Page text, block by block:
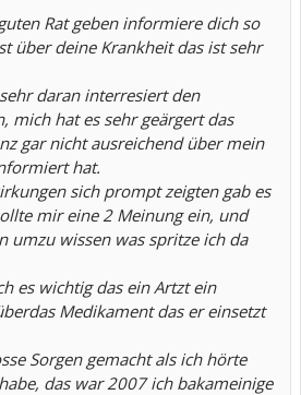
Rat geben informiere dich so
über deine Krankheit das ist sehr
daran interresiert den
mich hat es sehr geärgert das
gar nicht ausreichend über mein
hat.
sich prompt zeigten gab es
mir eine 2 Meinung ein, und
umzu wissen was spritze ich da
es wichtig das ein Artzt ein
Medikament das er einsetzt
Sorgen gemacht als ich hörte
das war 2007 ich bakameinige